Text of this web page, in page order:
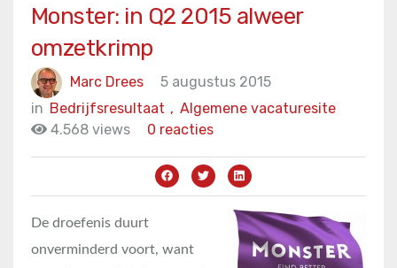
Monster: in Q2 2015 alweer
omzetkrimp
Marc Drees
5 augustus 2015
in
Algemene vacaturesite
Bedrijfsresultaat ,
4.568 views
0 reacties
De droefenis duurt
onverminderd voort, want